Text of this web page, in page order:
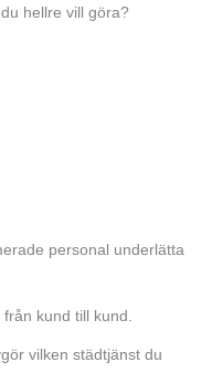
hellre vill göra?
personal underlätta
kund till kund.
vilken städtjänst du